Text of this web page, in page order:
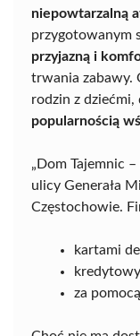
niepowtarzalną
przygotowanym
przyjazną i
trwania zabawy.
rodzin z dziećmi,
popularnością
„Dom Tajemnic
ulicy Generała
Częstochowie.
kartami
za